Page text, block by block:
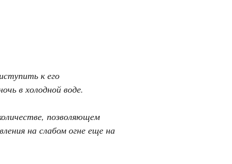
к его
в холодной воде.
позволяющем
на слабом огне еще на